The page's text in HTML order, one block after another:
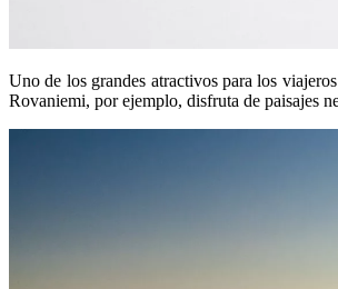
Uno de los grandes atractivos para los
Rovaniemi, por ejemplo, disfruta de paisajes